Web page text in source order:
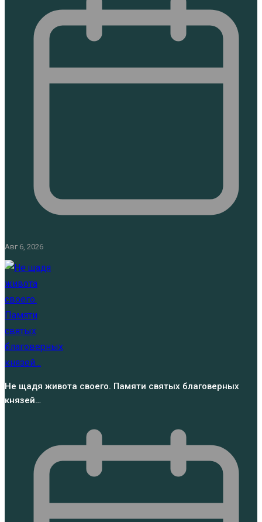
Авг 6, 2026
Не щадя живота своего. Памяти святых благоверных
князей…